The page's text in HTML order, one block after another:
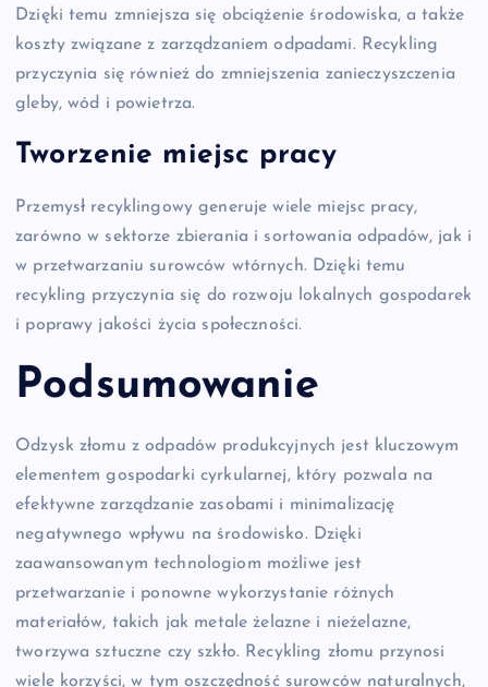
Dzięki temu zmniejsza się obciążenie środowiska, a także
koszty związane z zarządzaniem odpadami. Recykling
przyczynia się również do zmniejszenia zanieczyszczenia
gleby, wód i powietrza.
Tworzenie miejsc pracy
Przemysł recyklingowy generuje wiele miejsc pracy,
zarówno w sektorze zbierania i sortowania odpadów, jak i
w przetwarzaniu surowców wtórnych. Dzięki temu
recykling przyczynia się do rozwoju lokalnych gospodarek
i poprawy jakości życia społeczności.
Podsumowanie
Odzysk złomu z odpadów produkcyjnych jest kluczowym
elementem gospodarki cyrkularnej, który pozwala na
efektywne zarządzanie zasobami i minimalizację
negatywnego wpływu na środowisko. Dzięki
zaawansowanym technologiom możliwe jest
przetwarzanie i ponowne wykorzystanie różnych
materiałów, takich jak metale żelazne i nieżelazne,
tworzywa sztuczne czy szkło. Recykling złomu przynosi
wiele korzyści, w tym oszczędność surowców naturalnych,